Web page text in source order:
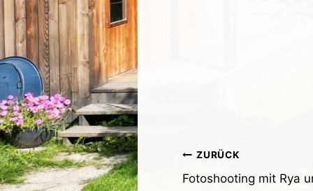
ZURÜCK
Fotoshooting mit Rya